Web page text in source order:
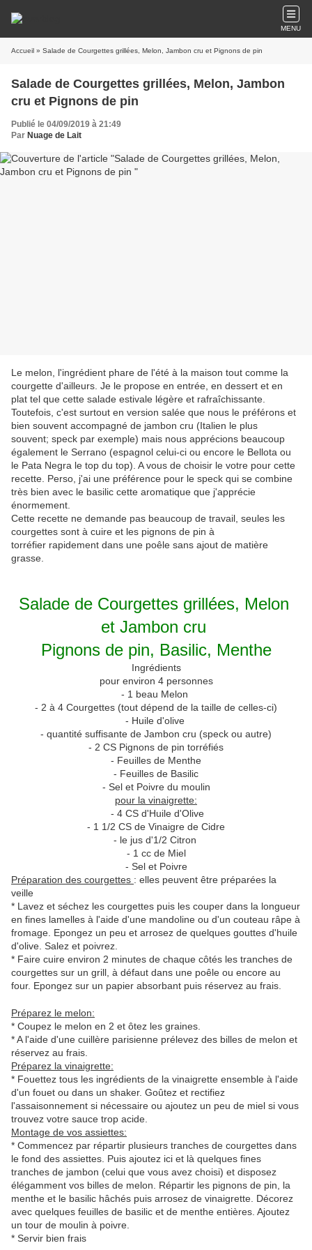
MENU
Accueil » Salade de Courgettes grillées, Melon, Jambon cru et Pignons de pin
Salade de Courgettes grillées, Melon, Jambon
cru et Pignons de pin
Publié le 04/09/2019 à 21:49
Par Nuage de Lait
Le melon, l'ingrédient phare de l'été à la maison tout comme la
courgette d'ailleurs. Je le propose en entrée, en dessert et en
plat tel que cette salade estivale légère et rafraîchissante.
Toutefois, c'est surtout en version salée que nous le préférons et
bien souvent accompagné de jambon cru (Italien le plus
souvent; speck par exemple) mais nous apprécions beaucoup
également le Serrano (espagnol celui-ci ou encore le Bellota ou
le Pata Negra le top du top). A vous de choisir le votre pour cette
recette. Perso, j'ai une préférence pour le speck qui se combine
très bien avec le basilic cette aromatique que j'apprécie
énormement.
Cette recette ne demande pas beaucoup de travail, seules les
courgettes sont à cuire et les pignons de pin à
torréfier rapidement dans une poêle sans ajout de matière
grasse.
Salade de Courgettes grillées, Melon
et Jambon cru
Pignons de pin, Basilic, Menthe
Ingrédients
pour environ 4 personnes
- 1 beau Melon
- 2 à 4 Courgettes (tout dépend de la taille de celles-ci)
- Huile d'olive
- quantité suffisante de Jambon cru (speck ou autre)
- 2 CS Pignons de pin torréfiés
- Feuilles de Menthe
- Feuilles de Basilic
- Sel et Poivre du moulin
pour la vinaigrette:
- 4 CS d'Huile d'Olive
- 1 1/2 CS de Vinaigre de Cidre
- le jus d'1/2 Citron
- 1 cc de Miel
- Sel et Poivre
Préparation des courgettes : elles peuvent être préparées la
veille
* Lavez et séchez les courgettes puis les couper dans la longueur
en fines lamelles à l'aide d'une mandoline ou d'un couteau râpe à
fromage. Epongez un peu et arrosez de quelques gouttes d'huile
d'olive. Salez et poivrez.
* Faire cuire environ 2 minutes de chaque côtés les tranches de
courgettes sur un grill, à défaut dans une poêle ou encore au
four. Epongez sur un papier absorbant puis réservez au frais.
Préparez le melon:
* Coupez le melon en 2 et ôtez les graines.
* A l'aide d'une cuillère parisienne prélevez des billes de melon et
réservez au frais.
Préparez la vinaigrette:
* Fouettez tous les ingrédients de la vinaigrette ensemble à l'aide
d'un fouet ou dans un shaker. Goûtez et rectifiez
l'assaisonnement si nécessaire ou ajoutez un peu de miel si vous
trouvez votre sauce trop acide.
Montage de vos assiettes:
* Commencez par répartir plusieurs tranches de courgettes dans
le fond des assiettes. Puis ajoutez ici et là quelques fines
tranches de jambon (celui que vous avez choisi) et disposez
élégamment vos billes de melon. Répartir les pignons de pin, la
menthe et le basilic hâchés puis arrosez de vinaigrette. Décorez
avec quelques feuilles de basilic et de menthe entières. Ajoutez
un tour de moulin à poivre.
* Servir bien frais